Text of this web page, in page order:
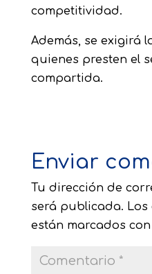
competitividad.
Además, se exigirá
quienes presten el
compartida.
Enviar
Tu dirección de
será publicada. Los
están marcados con